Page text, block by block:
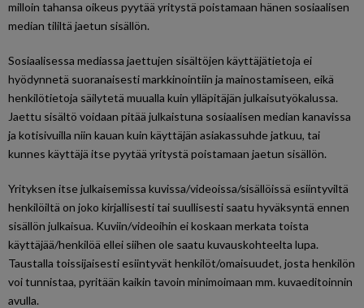
milloin tahansa oikeus pyytää yritystä poistamaan hänen sosiaalisen
median tililtä jaetun sisällön.
Sosiaalisessa mediassa jaettujen sisältöjen käyttäjätietoja ei
hyödynnetä suoranaisesti markkinointiin ja mainostamiseen, eikä
henkilötietoja säilytetä muualla kuin ylläpitäjän julkaisutyökalussa.
Jaettu sisältö voidaan pitää julkaistuna sosiaalisen median kanavissa
ja kotisivuilla niin kauan kuin käyttäjän asiakassuhde jatkuu, tai
kunnes käyttäjä itse pyytää yritystä poistamaan jaetun sisällön.
Yrityksen itse julkaisemissa kuvissa/videoissa/sisällöissä esiintyviltä
henkilöiltä on joko kirjallisesti tai suullisesti saatu hyväksyntä ennen
sisällön julkaisua. Kuviin/videoihin ei koskaan merkata toista
käyttäjää/henkilöä ellei siihen ole saatu kuvauskohteelta lupa.
Taustalla toissijaisesti esiintyvät henkilöt/omaisuudet, josta henkilön
voi tunnistaa, pyritään kaikin tavoin minimoimaan mm. kuvaeditoinnin
avulla.